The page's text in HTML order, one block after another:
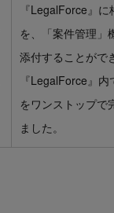
『LegalForce』
を、「案件管理」
添付することがで
『LegalForce』
をワンストップで
ました。